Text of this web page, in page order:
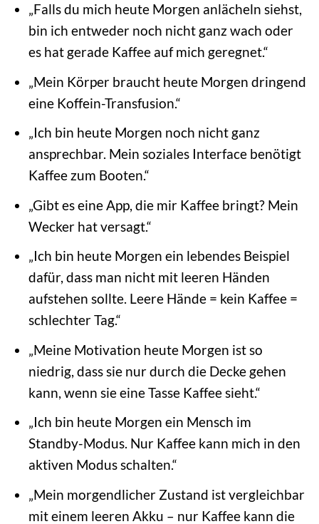
„Falls du mich heute Morgen anlächeln siehst,
bin ich entweder noch nicht ganz wach oder
es hat gerade Kaffee auf mich geregnet.“
„Mein Körper braucht heute Morgen dringend
eine Koffein-Transfusion.“
„Ich bin heute Morgen noch nicht ganz
ansprechbar. Mein soziales Interface benötigt
Kaffee zum Booten.“
„Gibt es eine App, die mir Kaffee bringt? Mein
Wecker hat versagt.“
„Ich bin heute Morgen ein lebendes Beispiel
dafür, dass man nicht mit leeren Händen
aufstehen sollte. Leere Hände = kein Kaffee =
schlechter Tag.“
„Meine Motivation heute Morgen ist so
niedrig, dass sie nur durch die Decke gehen
kann, wenn sie eine Tasse Kaffee sieht.“
„Ich bin heute Morgen ein Mensch im
Standby-Modus. Nur Kaffee kann mich in den
aktiven Modus schalten.“
„Mein morgendlicher Zustand ist vergleichbar
mit einem leeren Akku – nur Kaffee kann die